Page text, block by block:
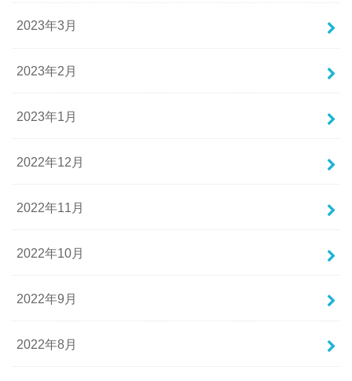
2023年3月
2023年2月
2023年1月
2022年12月
2022年11月
2022年10月
2022年9月
2022年8月